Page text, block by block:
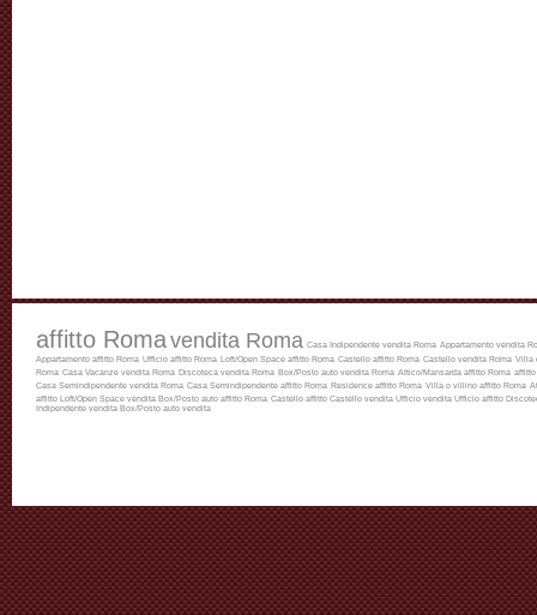
affitto Romavendita Roma Casa Indipendente vendita Roma Appartamento vendita
Appartamento affitto Roma
Ufficio affitto Roma Loft/Open Space affitto Roma Castello affitto Roma Castello vendita Roma Villa
Roma Casa Vacanze vendita Roma Discoteca vendita Roma Box/Posto auto vendita Roma Attico/Mansarda affitto Roma affitto
Casa Semindipendente vendita Roma Casa Semindipendente affitto Roma Residence affitto Roma Villa o villino affitto Roma
affitto
Loft/Open Space vendita Box/Posto auto affitto Roma Castello affitto Castello vendita Ufficio vendita Ufficio affitto
Indipendente vendita Box/Posto auto vendita